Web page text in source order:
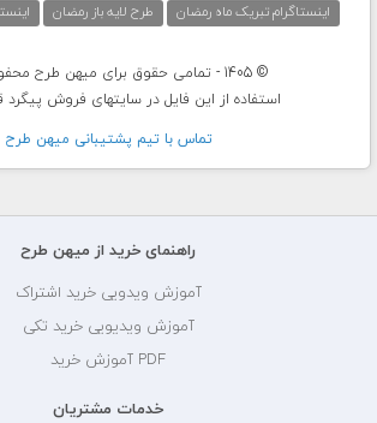
اینستاگرام تبریک ماه رمضان
طرح لایه باز رمضان
© 1405 - تمامی حقوق برای میهن طرح محفوظ است.
استفاده از این فایل در سایتهای فروش پیگرد
تماس با تيم پشتيبانی ميهن طرح
راهنمای خرید از میهن طرح
آموزش ویدویی خرید اشتراک
آموزش ویدیویی خرید تکی
PDF آموزش خرید
خدمات مشتریان